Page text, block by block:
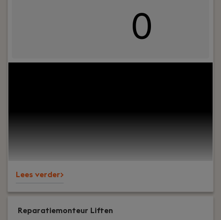
0
Lees verder>
Reparatiemonteur Liften